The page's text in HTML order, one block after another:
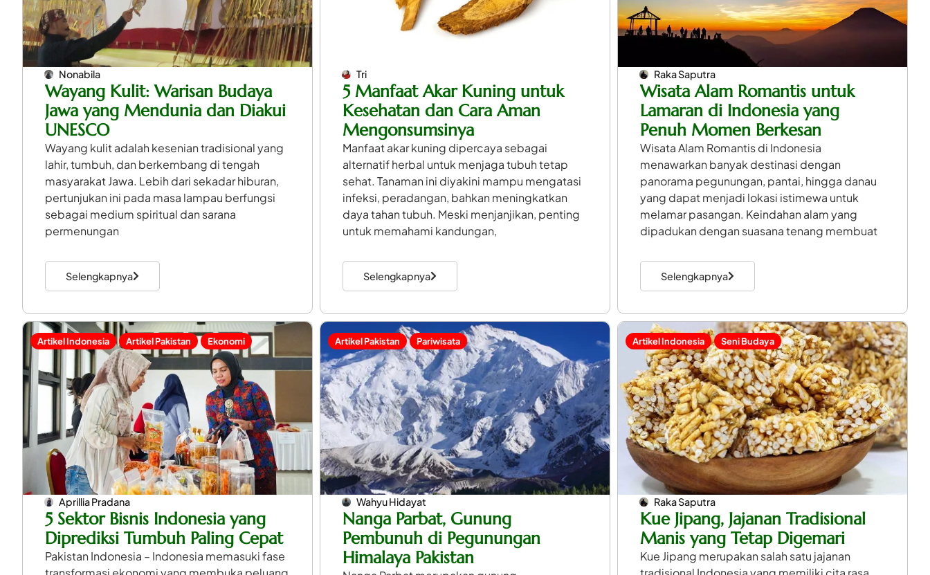
Nonabila
Wayang Kulit: Warisan Budaya
Jawa yang Mendunia dan Diakui
UNESCO
Wayang kulit adalah kesenian tradisional yang
lahir, tumbuh, dan berkembang di tengah
masyarakat Jawa. Lebih dari sekadar hiburan,
pertunjukan ini pada masa lampau berfungsi
sebagai medium spiritual dan sarana
permenungan
Selengkapnya
Tri
5 Manfaat Akar Kuning untuk
Kesehatan dan Cara Aman
Mengonsumsinya
Manfaat akar kuning dipercaya sebagai
alternatif herbal untuk menjaga tubuh tetap
sehat. Tanaman ini diyakini mampu mengatasi
infeksi, peradangan, bahkan meningkatkan
daya tahan tubuh. Meski menjanjikan, penting
untuk memahami kandungan,
Selengkapnya
Raka Saputra
Wisata Alam Romantis untuk
Lamaran di Indonesia yang
Penuh Momen Berkesan
Wisata Alam Romantis di Indonesia
menawarkan banyak destinasi dengan
panorama pegunungan, pantai, hingga danau
yang dapat menjadi lokasi istimewa untuk
melamar pasangan. Keindahan alam yang
dipadukan dengan suasana tenang membuat
Selengkapnya
Artikel Indonesia Artikel Pakistan Ekonomi
Aprillia Pradana
5 Sektor Bisnis Indonesia yang
Diprediksi Tumbuh Paling Cepat
Pakistan Indonesia – Indonesia memasuki fase
Artikel Pakistan Pariwisata
Wahyu Hidayat
Nanga Parbat, Gunung
Pembunuh di Pegunungan
Himalaya Pakistan
Artikel Indonesia Seni Budaya
Raka Saputra
Kue Jipang, Jajanan Tradisional
Manis yang Tetap Digemari
Kue Jipang merupakan salah satu jajanan